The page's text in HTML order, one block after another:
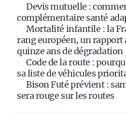
Devis mutuelle :
complémentaire santé
Mortalité infantile : la
rang européen, un rapport
quinze ans de dégradation
Code de la route :
sa liste de véhicules
Bison Futé prévient :
sera rouge sur les routes